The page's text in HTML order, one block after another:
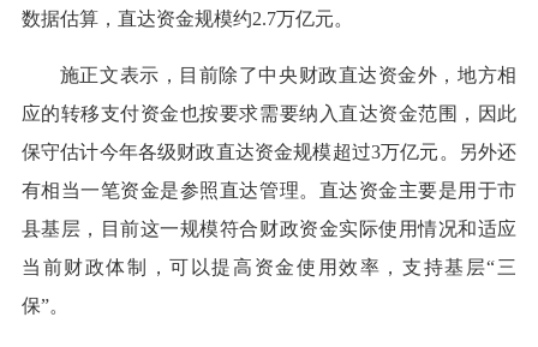
数据估算，直达资金规模约2.7万亿元。
施正文表示，目前除了中央财政直达资金外，地方相
应的转移支付资金也按要求需要纳入直达资金范围，因此
保守估计今年各级财政直达资金规模超过3万亿元。另外还
有相当一笔资金是参照直达管理。直达资金主要是用于市
县基层，目前这一规模符合财政资金实际使用情况和适应
当前财政体制，可以提高资金使用效率，支持基层“三
保”。